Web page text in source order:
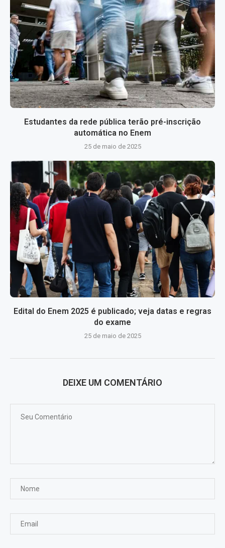
Estudantes da rede pública terão pré-inscrição
automática no Enem
25 de maio de 2025
Edital do Enem 2025 é publicado; veja datas e regras
do exame
25 de maio de 2025
DEIXE UM COMENTÁRIO